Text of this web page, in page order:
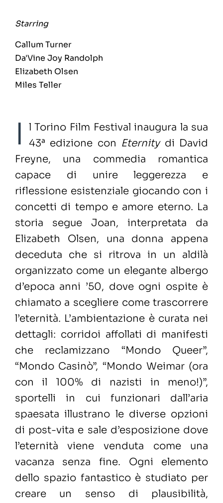
Starring
Callum Turner
Da'Vine Joy Randolph
Elizabeth Olsen
Miles Teller
I
l Torino Film Festival inaugura la sua
43ª edizione con Eternitydi David
Freyne, una commedia romantica
capace di unire leggerezza e
riflessione esistenziale giocando con i
concetti di tempo e amore eterno. La
storia segue Joan, interpretata da
Elizabeth Olsen, una donna appena
deceduta che si ritrova in un aldilà
organizzato come un elegante albergo
d’epoca anni ’50, dove ogni ospite è
chiamato a scegliere come trascorrere
l’eternità. L’ambientazione è curata nei
dettagli: corridoi affollati di manifesti
che reclamizzano “Mondo Queer”,
“Mondo Casinò”, “Mondo Weimar (ora
con il 100% di nazisti in meno!)”,
sportelli in cui funzionari dall’aria
spaesata illustrano le diverse opzioni
di post-vita e sale d’esposizione dove
l’eternità viene venduta come una
vacanza senza fine. Ogni elemento
dello spazio fantastico è studiato per
creare un senso di plausibilità,